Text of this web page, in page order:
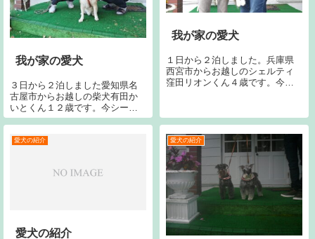
我が家の愛犬
３日から２泊しました愛知県名
古屋市からお越しの柴犬有田か
いとくん１２歳です。今シーズ
ン３回目です。今回で８回目で
我が家の愛犬
１日から２泊しました。兵庫県
西宮市からお越しのシェルティ
窪田リオンくん４歳です。今シ
です。
愛犬の紹介
愛犬の紹介
愛犬の紹介